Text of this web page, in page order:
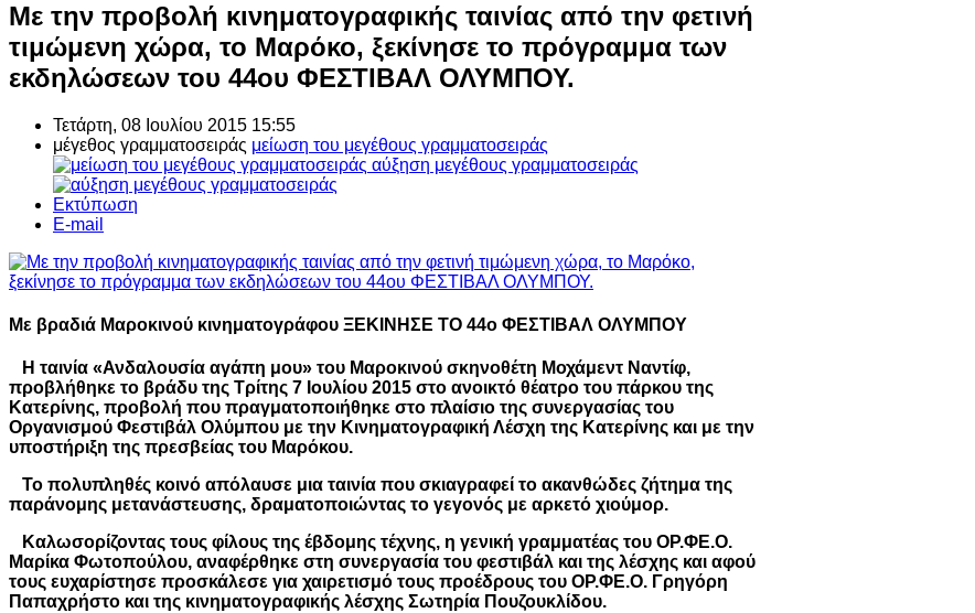
Με την προβολή κινηματογραφικής ταινίας από την φετινή
τιμώμενη χώρα, το Μαρόκο, ξεκίνησε το πρόγραμμα των
εκδηλώσεων του 44ου ΦΕΣΤΙΒΑΛ ΟΛΥΜΠΟΥ.
Τετάρτη, 08 Ιουλίου 2015 15:55
μέγεθος γραμματοσειράς μείωση του μεγέθους γραμματοσειράς
αύξηση μεγέθους γραμματοσειράς
Εκτύπωση
E-mail
Με βραδιά Μαροκινού κινηματογράφου ΞΕΚΙΝΗΣΕ ΤΟ 44ο ΦΕΣΤΙΒΑΛ ΟΛΥΜΠΟΥ
Η ταινία «Ανδαλουσία αγάπη μου» του Μαροκινού σκηνοθέτη Μοχάμεντ Ναντίφ,
προβλήθηκε το βράδυ της Τρίτης 7 Ιουλίου 2015 στο ανοικτό θέατρο του πάρκου της
Κατερίνης, προβολή που πραγματοποιήθηκε στο πλαίσιο της συνεργασίας του
Οργανισμού Φεστιβάλ Ολύμπου με την Κινηματογραφική Λέσχη της Κατερίνης και με την
υποστήριξη της πρεσβείας του Μαρόκου.
Το πολυπληθές κοινό απόλαυσε μια ταινία που σκιαγραφεί το ακανθώδες ζήτημα της
παράνομης μετανάστευσης, δραματοποιώντας το γεγονός με αρκετό χιούμορ.
Καλωσορίζοντας τους φίλους της έβδομης τέχνης, η γενική γραμματέας του ΟΡ.ΦΕ.Ο.
Μαρίκα Φωτοπούλου, αναφέρθηκε στη συνεργασία του φεστιβάλ και της λέσχης και αφού
τους ευχαρίστησε προσκάλεσε για χαιρετισμό τους προέδρους του ΟΡ.ΦΕ.Ο. Γρηγόρη
Παπαχρήστο και της κινηματογραφικής λέσχης Σωτηρία Πουζουκλίδου.